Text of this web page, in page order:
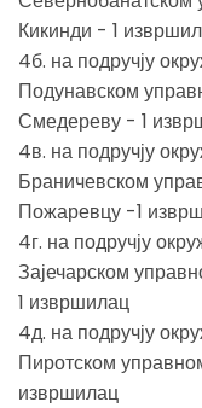
Кикинди - 1
4б. на подручју
Подунавском
Смедереву - 1
4в. на подручју
Браничевском
Пожаревцу -1
4г. на подручју
Зајечарском
1 извршилац
4д. на подручју
Пиротском
извршилац